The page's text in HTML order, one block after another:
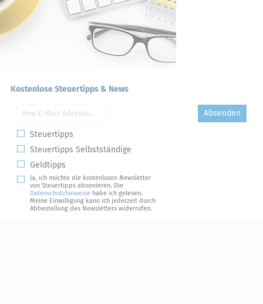
Kostenlose Steuertipps & News
Absenden
Steuertipps
Steuertipps Selbstständige
Geldtipps
Ja, ich möchte die kostenlosen Newsletter
von Steuertipps abonnieren. Die
Datenschutzhinweise habe ich gelesen.
Meine Einwilligung kann ich jederzeit durch
Abbestellung des Newsletters widerrufen.